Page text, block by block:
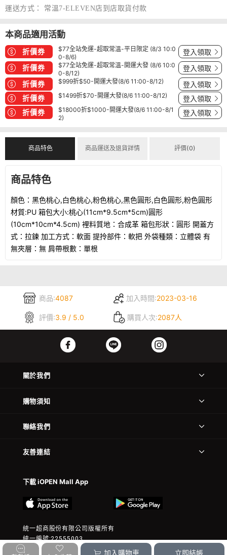
加入購物車 立即結帳
運送方式：
常溫7-ELEVEN店到店取貨付款
本商品適用活動
折價券
$77全站免運-超取常溫-平日限定 (8/3 10:0
0-8/6)
登入領取
折價券
$77全站免運-超取常溫-開運大發 (8/6 10:0
0-8/12)
登入領取
折價券 $999折$50-開運大發(8/6 11:00-8/12) 登入領取
折價券 $1499折$70-開運大發(8/6 11:00-8/12) 登入領取
折價券
$18000折$1000-開運大發(8/6 11:00-8/1
2)
登入領取
商品特色 商品運送及退貨詳情 評價(0)
商品特色
顏色：黑色桃心,白色桃心,粉色桃心,黑色圓形,白色圓形,粉色圓形
材質:PU 箱包大小:桃心(11cm*9.5cm*5cm)圓形
(10cm*10cm*4.5cm) 裡料質地：合成革 箱包形狀：圓形 開蓋方
式：拉鍊 加工方式：軟面 提拎部件：軟把 外袋種類：立體袋 有
無夾層：無 肩帶根數：單根
商品:4087 加入時間:2023-03-16
評價:3.9 / 5.0 購買人次:2087人
關於我們
購物須知
聯絡我們
友善連結
下載 iOPEN Mall App
統一超商股份有限公司版權所有
統一編號:22555003
© 2023 President Chain Store Corp. All rights reserved.